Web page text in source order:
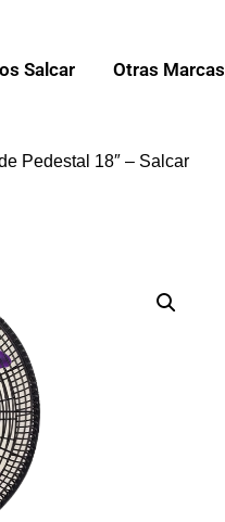
Salcar Otras Marcas
Pedestal 18″ – Salcar